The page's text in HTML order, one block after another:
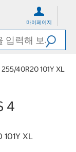
마이페이지
40R20 101Y XL
4
XL